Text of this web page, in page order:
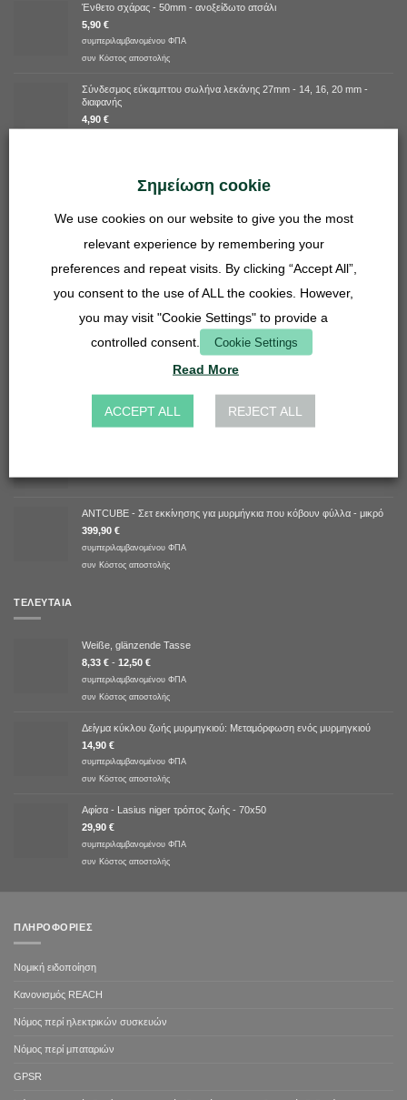
Ένθετο σχάρας - 50mm - ανοξείδωτο ατσάλι
5,90 €
συμπεριλαμβανομένου ΦΠΑ
συν Κόστος αποστολής
Σύνδεσμος εύκαμπτου σωλήνα λεκάνης 27mm - 14, 16, 20 mm -
διαφανής
4,90 €
Ένθετο πλέγμα - 27mm - ανοξείδωτο ατσάλι
συμπεριλαμβανομένου ΦΠΑ
ΚΟΡΥΦΑΊΑ ΒΑΘΜΟΛΟΓΊΑ
Προσφορά δέσμης - Lasius niger
συμπεριλαμβανομένου ΦΠΑ
Κόστος αποστολής
ANTCUBE - Σετ εκκίνησης για μυρμήγκια που κόβουν φύλλα - μικρό
399,90 €
συμπεριλαμβανομένου ΦΠΑ
συν Κόστος αποστολής
ΤΕΛΕΥΤΑΊΑ
Weiße, glänzende Tasse
8,33 € - 12,50 €
συμπεριλαμβανομένου ΦΠΑ
συν Κόστος αποστολής
Δείγμα κύκλου ζωής μυρμηγκιού: Μεταμόρφωση ενός μυρμηγκιού
14,90 €
συμπεριλαμβανομένου ΦΠΑ
συν Κόστος αποστολής
Αφίσα - Lasius niger τρόπος ζωής - 70x50
29,90 €
συμπεριλαμβανομένου ΦΠΑ
συν Κόστος αποστολής
ΠΛΗΡΟΦΟΡΊΕΣ
Νομική ειδοποίηση
Κανονισμός REACH
Νόμος περί ηλεκτρικών συσκευών
Νόμος περί μπαταριών
GPSR
Σημείωση cookie
We use cookies on our website to give you the most
relevant experience by remembering your
preferences and repeat visits. By clicking “Accept All”,
you consent to the use of ALL the cookies. However,
you may visit "Cookie Settings" to provide a
controlled consent.
Cookie Settings
Read More
ACCEPT ALL REJECT ALL